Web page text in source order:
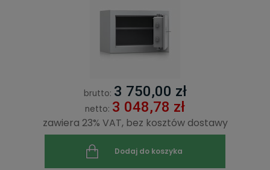
brutto: 3 750,00 zł
netto: 3 048,78 zł
zawiera 23% VAT, bez kosztów dostawy
Dodaj do koszyka